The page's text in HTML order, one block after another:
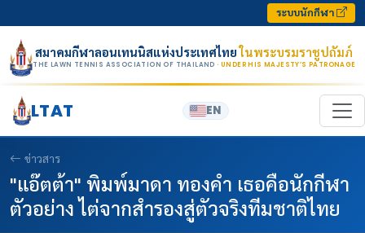
ระบบนักกีฬา
สมาคมกีฬาลอนเทนนิสแห่งประเทศไทยในพระบรมราชูปถัมภ์
THE LAWN TENNIS ASSOCIATION OF THAILAND · UNDER HIS MAJESTY’S PATRONAGE
LTAT EN
ข่าวสาร
"แอ๊ตต้า" พิมพ์มาดา ทองคำ เธอคือนักกีฬา
ตัวอย่าง ไต่จากสำรองสู่ตัวจริงทีมชาติไทย